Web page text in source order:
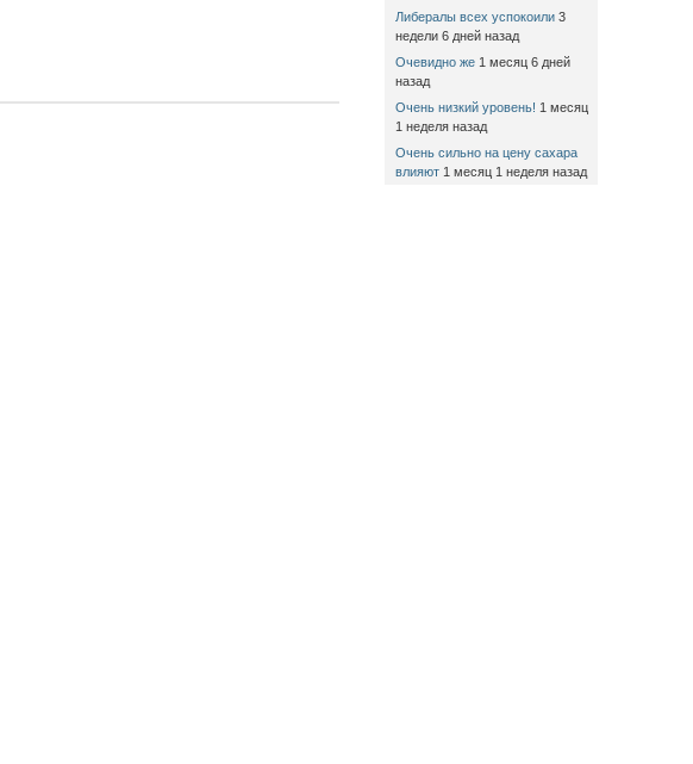
Либералы всех успокоили 3
недели 6 дней назад
Очевидно же 1 месяц 6 дней
назад
Очень низкий уровень! 1 месяц
1 неделя назад
Очень сильно на цену сахара
влияют 1 месяц 1 неделя назад